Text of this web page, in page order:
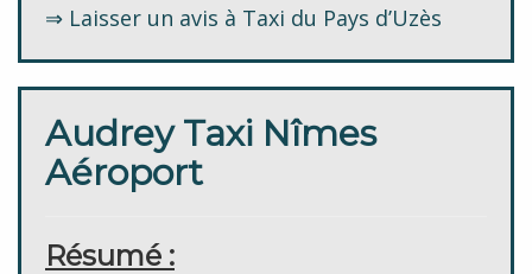
⇒ Laisser un avis à Taxi du Pays d’Uzès
Audrey Taxi Nîmes
Aéroport
Résumé :